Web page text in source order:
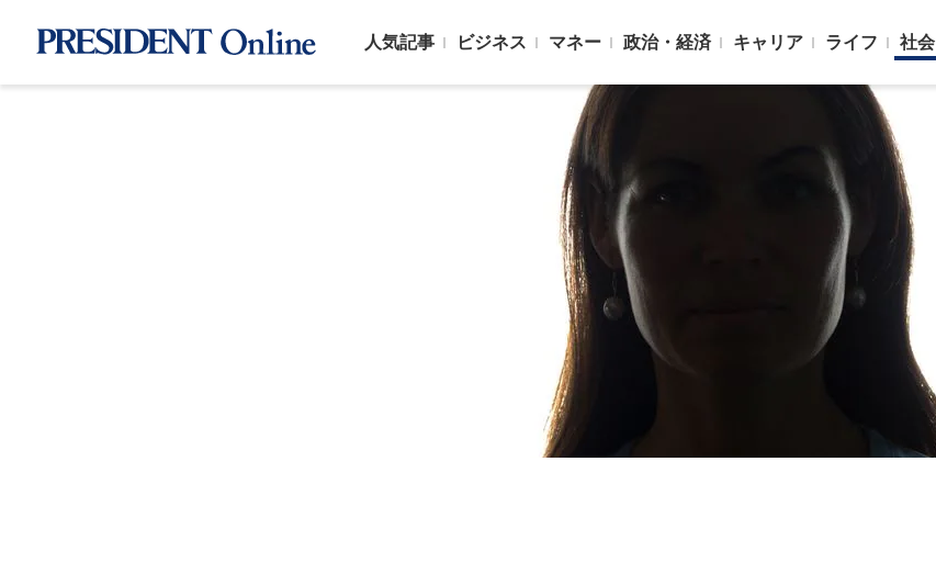
人気記事 ビジネス マネー 政治・経済 キャリア ライフ 社会